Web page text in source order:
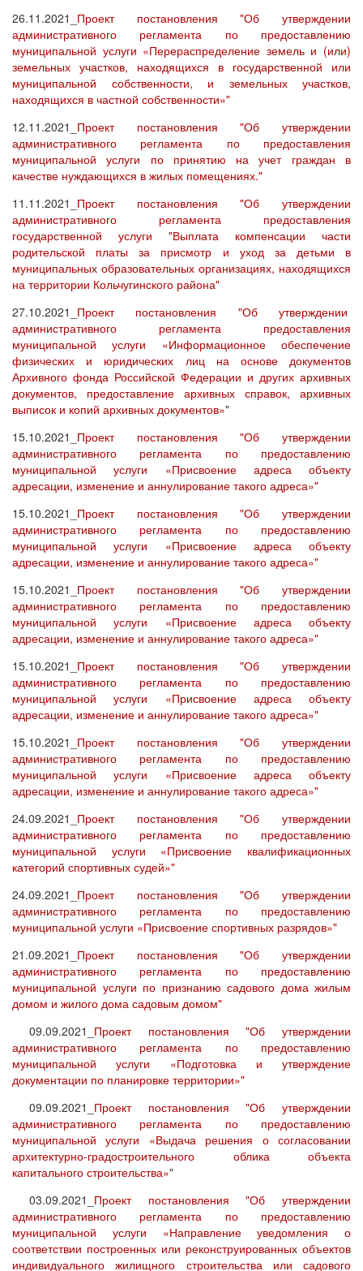
26.11.2021_ Проект постановления "Об утверждении
административного регламента по предоставлению
муниципальной услуги «Перераспределение земель и (или)
земельных участков, находящихся в государственной или
муниципальной собственности, и земельных участков,
находящихся в частной собственности»"
12.11.2021_ Проект постановления "Об утверждении
административного регламента по предоставления
муниципальной услуги по принятию на учет граждан в
качестве нуждающихся в жилых помещениях."
11.11.2021_ Проект постановления "Об утверждении
административного регламента предоставления
государственной услуги "Выплата компенсации части
родительской платы за присмотр и уход за детьми в
муниципальных образовательных организациях, находящихся
на территории Кольчугинского района"
27.10.2021_ Проект постановления "Об утверждении
административного регламента предоставления
муниципальной услуги «Информационное обеспечение
физических и юридических лиц на основе документов
Архивного фонда Российской Федерации и других архивных
документов, предоставление архивных справок, архивных
выписок и копий архивных документов»"
15.10.2021_ Проект постановления "Об утверждении
административного регламента по предоставлению
муниципальной услуги «Присвоение адреса объекту
адресации, изменение и аннулирование такого адреса»"
15.10.2021_ Проект постановления "Об утверждении
административного регламента по предоставлению
муниципальной услуги «Присвоение адреса объекту
адресации, изменение и аннулирование такого адреса»"
15.10.2021_ Проект постановления "Об утверждении
административного регламента по предоставлению
муниципальной услуги «Присвоение адреса объекту
адресации, изменение и аннулирование такого адреса»"
15.10.2021_ Проект постановления "Об утверждении
административного регламента по предоставлению
муниципальной услуги «Присвоение адреса объекту
адресации, изменение и аннулирование такого адреса»"
15.10.2021_ Проект постановления "Об утверждении
административного регламента по предоставлению
муниципальной услуги «Присвоение адреса объекту
адресации, изменение и аннулирование такого адреса»"
24.09.2021_ Проект постановления "Об утверждении
административного регламента по предоставлению
муниципальной услуги «Присвоение квалификационных
категорий спортивных судей»"
24.09.2021_ Проект постановления "Об утверждении
административного регламента по предоставлению
муниципальной услуги «Присвоение спортивных разрядов»"
21.09.2021_ Проект постановления "Об утверждении
административного регламента по предоставлению
муниципальной услуги по признанию садового дома жилым
домом и жилого дома садовым домом"
09.09.2021_ Проект постановления "Об утверждении
административного регламента по предоставлению
муниципальной услуги «Подготовка и утверждение
документации по планировке территории»"
09.09.2021_ Проект постановления "Об утверждении
административного регламента по предоставлению
муниципальной услуги «Выдача решения о согласовании
архитектурно-градостроительного облика объекта
капитального строительства»"
03.09.2021_ Проект постановления "Об утверждении
административного регламента по предоставлению
муниципальной услуги «Направление уведомления о
соответствии построенных или реконструированных объектов
индивидуального жилищного строительства или садового